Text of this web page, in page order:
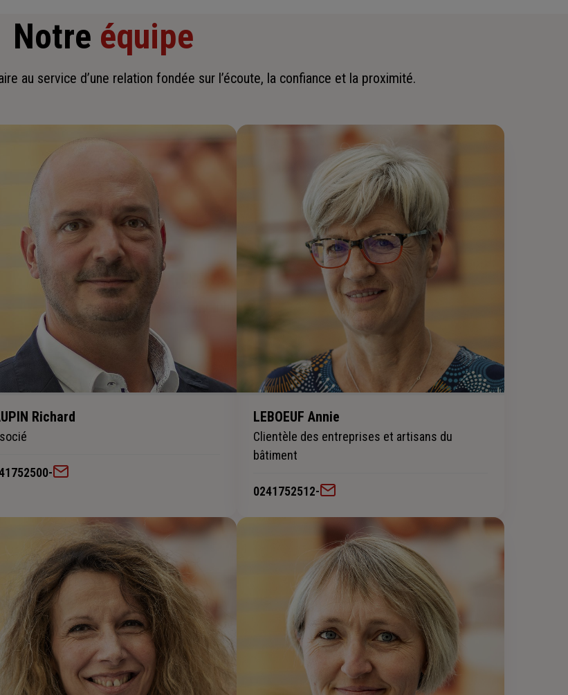
Notre équipe
au service d’une relation fondée sur l’écoute, la confiance et la proximité.
Richard
-
LEBOEUF Annie
Clientèle des entreprises et artisans du
bâtiment
0241752512-